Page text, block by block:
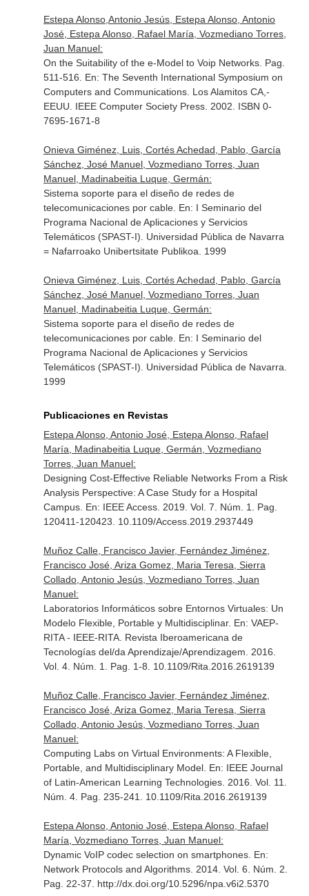
Estepa Alonso,Antonio Jesús, Estepa Alonso, Antonio
José, Estepa Alonso, Rafael María, Vozmediano Torres,
Juan Manuel:
On the Suitability of the e-Model to Voip Networks. Pag.
511-516. En: The Seventh International Symposium on
Computers and Communications. Los Alamitos CA,-
EEUU. IEEE Computer Society Press. 2002. ISBN 0-
7695-1671-8
Onieva Giménez, Luis, Cortés Achedad, Pablo, García
Sánchez, José Manuel, Vozmediano Torres, Juan
Manuel, Madinabeitia Luque, Germán:
Sistema soporte para el diseño de redes de
telecomunicaciones por cable. En: I Seminario del
Programa Nacional de Aplicaciones y Servicios
Telemáticos (SPAST-I) . Universidad Pública de Navarra
= Nafarroako Unibertsitate Publikoa. 1999
Onieva Giménez, Luis, Cortés Achedad, Pablo, García
Sánchez, José Manuel, Vozmediano Torres, Juan
Manuel, Madinabeitia Luque, Germán:
Sistema soporte para el diseño de redes de
telecomunicaciones por cable. En: I Seminario del
Programa Nacional de Aplicaciones y Servicios
Telemáticos (SPAST-I) . Universidad Pública de Navarra.
1999
Publicaciones en Revistas
Estepa Alonso, Antonio José, Estepa Alonso, Rafael
María, Madinabeitia Luque, Germán, Vozmediano
Torres, Juan Manuel:
Designing Cost-Effective Reliable Networks From a Risk
Analysis Perspective: A Case Study for a Hospital
Campus. En: IEEE Access. 2019. Vol. 7. Núm. 1. Pag.
120411-120423. 10.1109/Access.2019.2937449
Muñoz Calle, Francisco Javier, Fernández Jiménez,
Francisco José, Ariza Gomez, Maria Teresa, Sierra
Collado, Antonio Jesús, Vozmediano Torres, Juan
Manuel:
Laboratorios Informáticos sobre Entornos Virtuales: Un
Modelo Flexible, Portable y Multidisciplinar. En: VAEP-
RITA - IEEE-RITA. Revista Iberoamericana de
Tecnologías del/da Aprendizaje/Aprendizagem . 2016.
Vol. 4. Núm. 1. Pag. 1-8. 10.1109/Rita.2016.2619139
Muñoz Calle, Francisco Javier, Fernández Jiménez,
Francisco José, Ariza Gomez, Maria Teresa, Sierra
Collado, Antonio Jesús, Vozmediano Torres, Juan
Manuel:
Computing Labs on Virtual Environments: A Flexible,
Portable, and Multidisciplinary Model. En: IEEE Journal
of Latin-American Learning Technologies. 2016. Vol. 11.
Núm. 4. Pag. 235-241. 10.1109/Rita.2016.2619139
Estepa Alonso, Antonio José, Estepa Alonso, Rafael
María, Vozmediano Torres, Juan Manuel:
Dynamic VoIP codec selection on smartphones. En:
Network Protocols and Algorithms. 2014. Vol. 6. Núm. 2.
Pag. 22-37. http://dx.doi.org/10.5296/npa.v6i2.5370